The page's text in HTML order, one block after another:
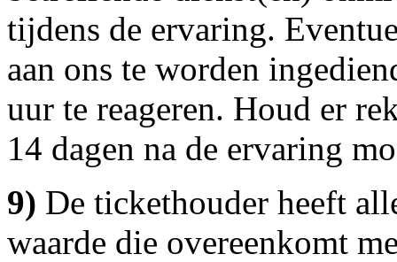
tijdens de ervaring.
aan ons te worden
uur te reageren. Houd er
14 dagen na de ervaring
9) De tickethouder heeft
waarde die overeenkomt